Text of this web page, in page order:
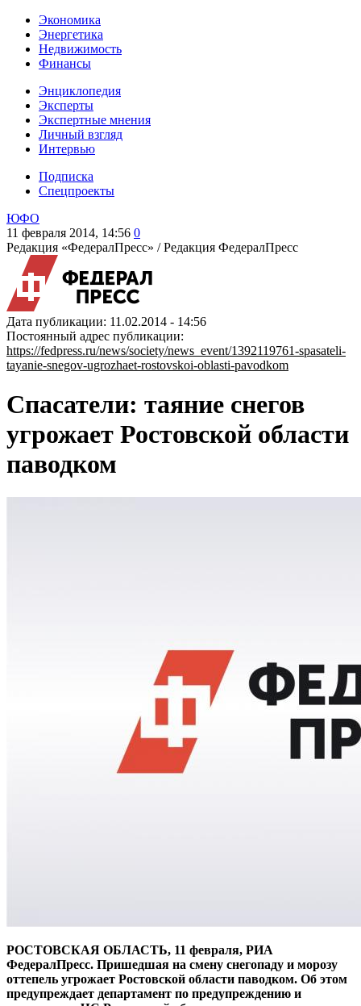
Экономика
Энергетика
Недвижимость
Финансы
Энциклопедия
Эксперты
Экспертные мнения
Личный взгляд
Интервью
Подписка
Спецпроекты
ЮФО
11 февраля 2014, 14:56 0
Редакция «ФедералПресс» /Редакция ФедералПресс
Дата публикации: 11.02.2014 - 14:56
Постоянный адрес публикации:
https://fedpress.ru/news/society/news_event/1392119761-spasateli-
tayanie-snegov-ugrozhaet-rostovskoi-oblasti-pavodkom
Спасатели: таяние снегов
угрожает Ростовской области
паводком
РОСТОВСКАЯ ОБЛАСТЬ, 11 февраля, РИА
ФедералПресс. Пришедшая на смену снегопаду и морозу
оттепель угрожает Ростовской области паводком. Об этом
предупреждает департамент по предупреждению и